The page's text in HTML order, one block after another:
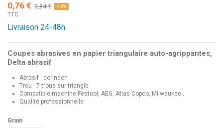
0,76 € 0,84 € -10%
TTC
Livraison 24-48h.
Coupes abrasives en papier triangulaire auto-agrippantes,
Delta abrasif
Abrasif : corindon
Trou : 7 trous sur triangle
Compatible machine Festool, AEG, Atlas Copco, Milwaukee...
Qualité professionnelle
Grain